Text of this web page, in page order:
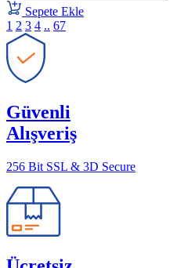
Sepete Ekle
1 2 3 4 .. 67
Güvenli
Alışveriş
256 Bit SSL & 3D Secure